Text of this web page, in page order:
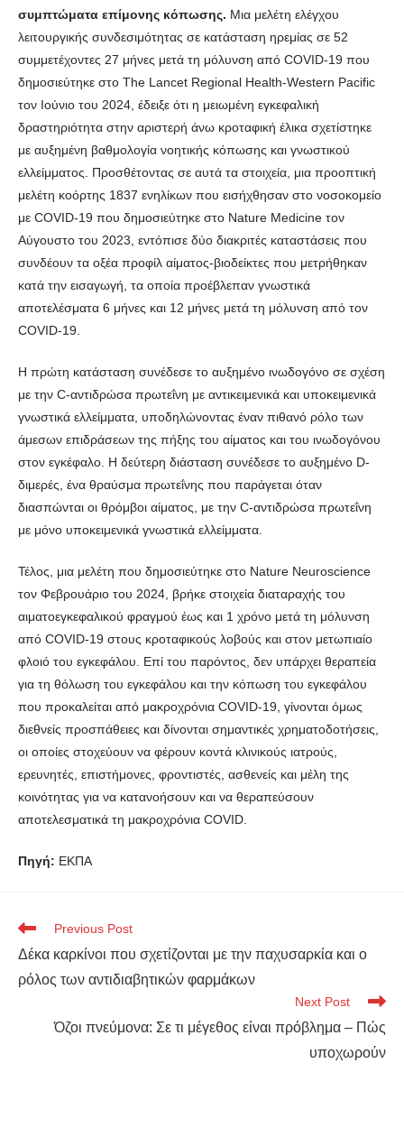
συμπτώματα επίμονης κόπωσης. Μια μελέτη ελέγχου
λειτουργικής συνδεσιμότητας σε κατάσταση ηρεμίας σε 52
συμμετέχοντες 27 μήνες μετά τη μόλυνση από COVID-19 που
δημοσιεύτηκε στο The Lancet Regional Health-Western Pacific
τον Ιούνιο του 2024, έδειξε ότι η μειωμένη εγκεφαλική
δραστηριότητα στην αριστερή άνω κροταφική έλικα σχετίστηκε
με αυξημένη βαθμολογία νοητικής κόπωσης και γνωστικού
ελλείμματος. Προσθέτοντας σε αυτά τα στοιχεία, μια προοπτική
μελέτη κοόρτης 1837 ενηλίκων που εισήχθησαν στο νοσοκομείο
με COVID-19 που δημοσιεύτηκε στο Nature Medicine τον
Αύγουστο του 2023, εντόπισε δύο διακριτές καταστάσεις που
συνδέουν τα οξέα προφίλ αίματος-βιοδείκτες που μετρήθηκαν
κατά την εισαγωγή, τα οποία προέβλεπαν γνωστικά
αποτελέσματα 6 μήνες και 12 μήνες μετά τη μόλυνση από τον
COVID-19.
Η πρώτη κατάσταση συνέδεσε το αυξημένο ινωδογόνο σε σχέση
με την C-αντιδρώσα πρωτεΐνη με αντικειμενικά και υποκειμενικά
γνωστικά ελλείμματα, υποδηλώνοντας έναν πιθανό ρόλο των
άμεσων επιδράσεων της πήξης του αίματος και του ινωδογόνου
στον εγκέφαλο. Η δεύτερη διάσταση συνέδεσε το αυξημένο D-
διμερές, ένα θραύσμα πρωτεΐνης που παράγεται όταν
διασπώνται οι θρόμβοι αίματος, με την C-αντιδρώσα πρωτεΐνη
με μόνο υποκειμενικά γνωστικά ελλείμματα.
Τέλος, μια μελέτη που δημοσιεύτηκε στο Nature Neuroscience
τον Φεβρουάριο του 2024, βρήκε στοιχεία διαταραχής του
αιματοεγκεφαλικού φραγμού έως και 1 χρόνο μετά τη μόλυνση
από COVID-19 στους κροταφικούς λοβούς και στον μετωπιαίο
φλοιό του εγκεφάλου. Επί του παρόντος, δεν υπάρχει θεραπεία
για τη θόλωση του εγκεφάλου και την κόπωση του εγκεφάλου
που προκαλείται από μακροχρόνια COVID-19, γίνονται όμως
διεθνείς προσπάθειες και δίνονται σημαντικές χρηματοδοτήσεις,
οι οποίες στοχεύουν να φέρουν κοντά κλινικούς ιατρούς,
ερευνητές, επιστήμονες, φροντιστές, ασθενείς και μέλη της
κοινότητας για να κατανοήσουν και να θεραπεύσουν
αποτελεσματικά τη μακροχρόνια COVID.
Πηγή: ΕΚΠΑ
Previous Post
Δέκα καρκίνοι που σχετίζονται με την παχυσαρκία και ο
ρόλος των αντιδιαβητικών φαρμάκων
Next Post
Όζοι πνεύμονα: Σε τι μέγεθος είναι πρόβλημα – Πώς
υποχωρούν